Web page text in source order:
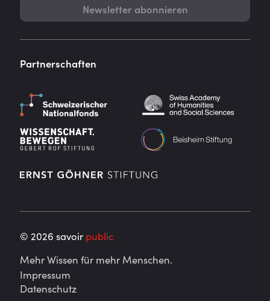
Newsletter abonnieren
Partnerschaften
©2026 savoirpublic
Mehr Wissen für mehr Menschen.
Impressum
Datenschutz